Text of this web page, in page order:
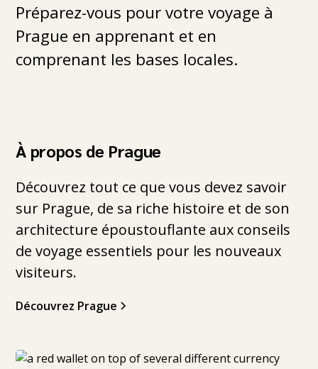
Préparez-vous pour votre voyage à
Prague en apprenant et en
comprenant les bases locales.
À propos de Prague
Découvrez tout ce que vous devez savoir
sur Prague, de sa riche histoire et de son
architecture époustouflante aux conseils
de voyage essentiels pour les nouveaux
visiteurs.
Découvrez Prague